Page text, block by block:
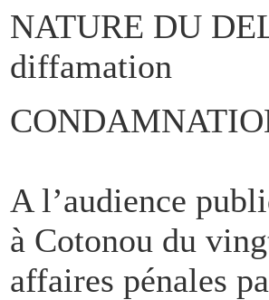
NATURE DU
diffamation
A l’audience
à Cotonou du
affaires pénales